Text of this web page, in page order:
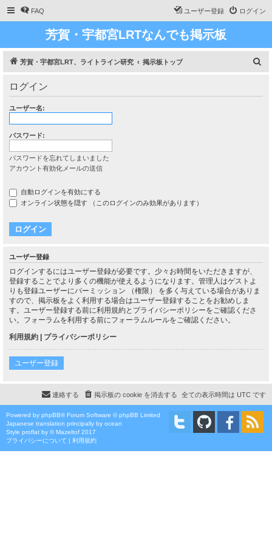
FAQ ログイン
ユーザー登録
芳賀・宇都宮LRTなんでも掲示板
芳賀・宇都宮LRT、ライトライン研究 掲示板トップ
ログイン
ユーザー名:
パスワード:
パスワードを忘れてしまいました
アカウント有効化メールの送信
自動ログインを有効にする
オンライン状態を隠す （このログインのみ効果があります）
ユーザー登録
ログインするにはユーザー登録が必要です。少々お時間をいただきますが、
登録することでより多くの機能が使えるようになります。管理人はゲストよ
りも登録ユーザーにパーミッション （権限） を多く与えている場合がありま
すので、掲示板をよく利用する場合はユーザー登録することをお勧めしま
す。ユーザー登録する前に利用規約とプライバシーポリシーをご確認くださ
い。フォーラムを利用する前にフォーラムルールをご確認ください。
利用規約 | プライバシーポリシー
ユーザー登録
全ての表示時間は UTC です
掲示板の cookie を消去する
連絡する
Powered by phpBB® Forum Software © phpBB Limited
Japanese translation principally by ocean
Style proflat by ©Mazeltof 2017
プライバシーについて | 利用規約